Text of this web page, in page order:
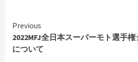
Continue
Reading
Previous
2022MFJ全日本スーパーモト選手
について